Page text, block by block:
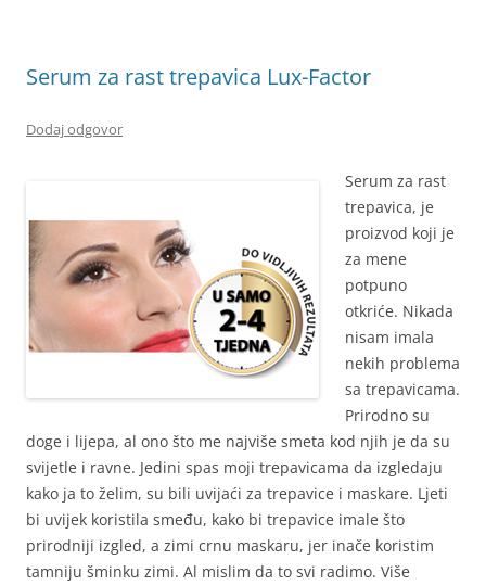
Serum za rast trepavica Lux-Factor
Dodaj odgovor
Serum za rast
trepavica, je
proizvod koji je
za mene
potpuno
otkriće. Nikada
nisam imala
nekih problema
sa trepavicama.
Prirodno su
doge i lijepa, al ono što me najviše smeta kod njih je da su
svijetle i ravne. Jedini spas moji trepavicama da izgledaju
kako ja to želim, su bili uvijaći za trepavice i maskare. Ljeti
bi uvijek koristila smeđu, kako bi trepavice imale što
prirodniji izgled, a zimi crnu maskaru, jer inače koristim
tamniju šminku zimi. Al mislim da to svi radimo. Više